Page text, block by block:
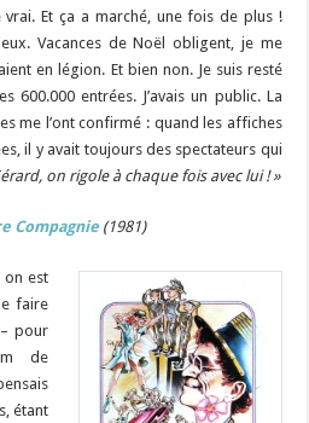
vrai. Et ça a marché, une fois de plus !
Vacances de Noël obligent, je me
en légion. Et bien non. Je suis resté
600.000 entrées. J’avais un public. La
me l’ont confirmé : quand les affiches
il y avait toujours des spectateurs qui
on rigole à chaque fois avec lui ! »
Compagnie (1981)
on est
faire
pour
de
étant